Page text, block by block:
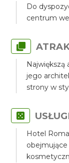
Do
centrum
Największą
jego
strony w
Hotel